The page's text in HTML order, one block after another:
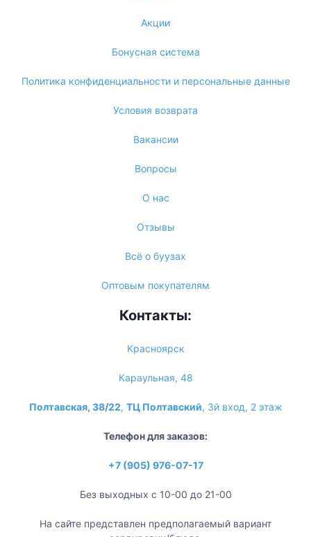
Акции
Бонусная система
Политика конфиденциальности и персональные данные
Условия возврата
Вакансии
Вопросы
О нас
Отзывы
Всё о буузах
Оптовым покупателям
Контакты:
Красноярск
Караульная, 48
Полтавская, 38/22, ТЦ Полтавский, 3й вход, 2 этаж
Телефон для заказов:
+7 (905) 976-07-17
Без выходных с 10-00 до 21-00
На сайте представлен предполагаемый вариант